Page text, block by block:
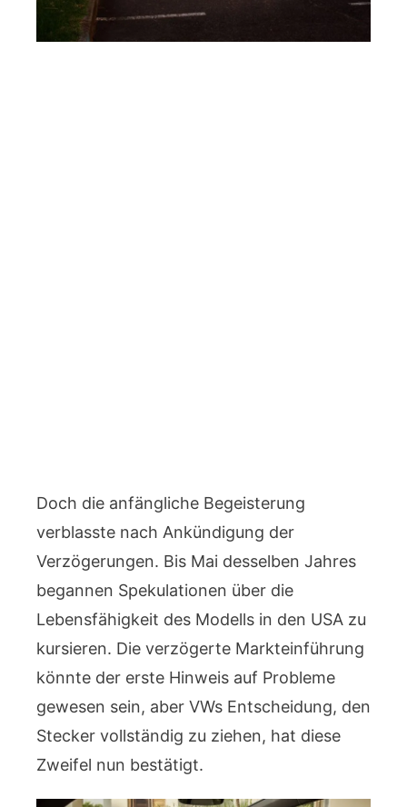
Doch die anfängliche Begeisterung
verblasste nach Ankündigung der
Verzögerungen. Bis Mai desselben Jahres
begannen Spekulationen über die
Lebensfähigkeit des Modells in den USA zu
kursieren. Die verzögerte Markteinführung
könnte der erste Hinweis auf Probleme
gewesen sein, aber VWs Entscheidung, den
Stecker vollständig zu ziehen, hat diese
Zweifel nun bestätigt.